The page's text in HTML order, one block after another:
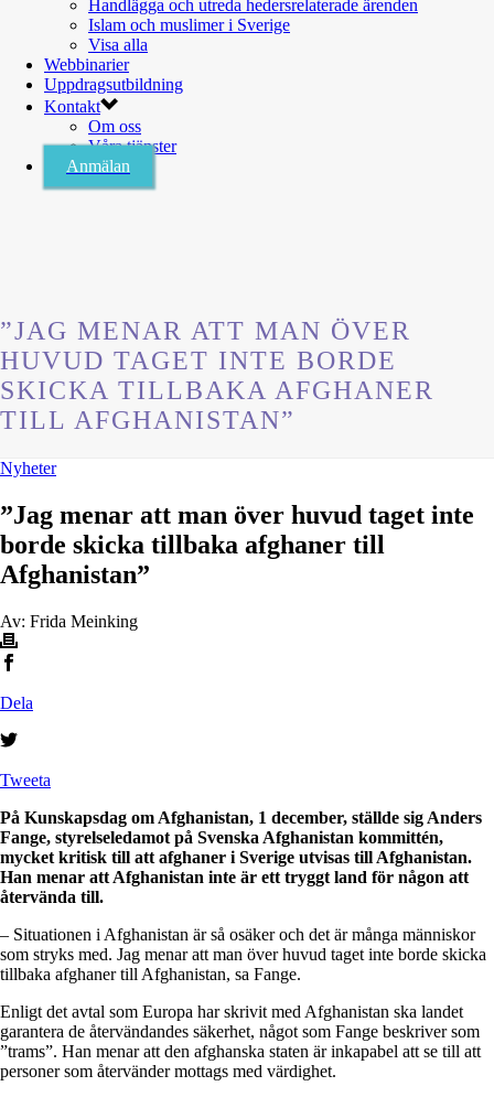
Handlägga och utreda hedersrelaterade ärenden
Islam och muslimer i Sverige
Visa alla
Webbinarier
Uppdragsutbildning
Kontakt
Om oss
Våra tjänster
Anmälan
”JAG MENAR ATT MAN ÖVER
HUVUD TAGET INTE BORDE
SKICKA TILLBAKA AFGHANER
TILL AFGHANISTAN”
Nyheter
”Jag menar att man över huvud taget inte
borde skicka tillbaka afghaner till
Afghanistan”
Av: Frida Meinking
Dela
Tweeta
På Kunskapsdag om Afghanistan, 1 december, ställde sig Anders
Fange, styrelseledamot på Svenska Afghanistan kommittén,
mycket kritisk till att afghaner i Sverige utvisas till Afghanistan.
Han menar att Afghanistan inte är ett tryggt land för någon att
återvända till.
– Situationen i Afghanistan är så osäker och det är många människor
som stryks med. Jag menar att man över huvud taget inte borde skicka
tillbaka afghaner till Afghanistan, sa Fange.
Enligt det avtal som Europa har skrivit med Afghanistan ska landet
garantera de återvändandes säkerhet, något som Fange beskriver som
”trams”. Han menar att den afghanska staten är inkapabel att se till att
personer som återvänder mottags med värdighet.